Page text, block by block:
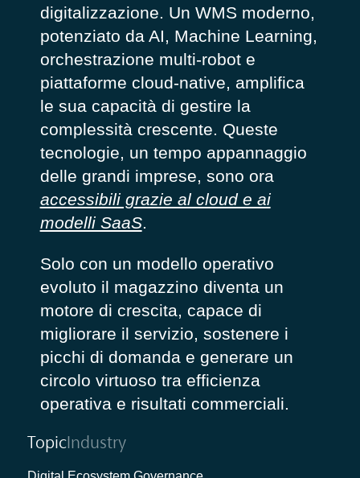
digitalizzazione. Un WMS moderno,
potenziato da AI, Machine Learning,
orchestrazione multi-robot e
piattaforme cloud-native, amplifica
le sua capacità di gestire la
complessità crescente. Queste
tecnologie, un tempo appannaggio
delle grandi imprese, sono ora
accessibili grazie al cloud e ai
modelli SaaS.
Solo con un modello operativo
evoluto il magazzino diventa un
motore di crescita, capace di
migliorare il servizio, sostenere i
picchi di domanda e generare un
circolo virtuoso tra efficienza
operativa e risultati commerciali.
TopicIndustry